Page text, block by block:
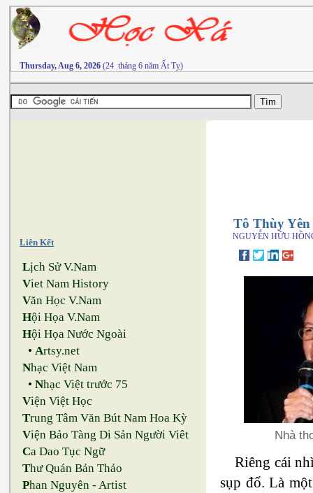
Thursday, Aug 6, 2026 (24 tháng 6 năm Ất Tỵ)
Liên Kết
Lịch Sử V.Nam
Viet Nam History
Văn Học V.Nam
Hội Họa V.Nam
Hội Họa Nước Ngoài
•Artsy.net
Nhạc Việt Nam
•Nhạc Việt trước 75
Viện Việt Học
Trung Tâm Văn Bút Nam Hoa Kỳ
Viện Bảo Tàng Di Sản Người Viêt
Ca Dao Tục Ngữ
Thư Quán Bản Thảo
Phan Nguyên - Artist
Tô Thùy
NGUYỄN HỮU
Nhà
Riêng cái
sụp đổ. Là